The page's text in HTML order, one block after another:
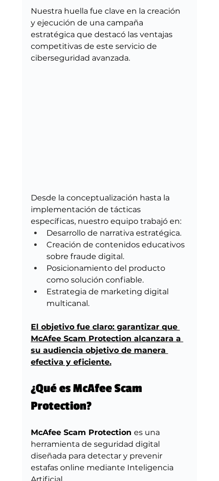
Nuestra huella fue clave en la creación
y ejecución de una campaña
estratégica que destacó las ventajas
competitivas de este servicio de
ciberseguridad avanzada.
Desde la conceptualización hasta la
implementación de tácticas
específicas, nuestro equipo trabajó en:
Desarrollo de narrativa estratégica.
Creación de contenidos educativos
sobre fraude digital.
Posicionamiento del producto
como solución confiable.
Estrategia de marketing digital
multicanal.
El objetivo fue claro: garantizar que
McAfee Scam Protection alcanzara a
su audiencia objetivo de manera
efectiva y eficiente.
¿Qué es McAfee Scam
Protection?
McAfee Scam Protection es una
herramienta de seguridad digital
diseñada para detectar y prevenir
estafas online mediante Inteligencia